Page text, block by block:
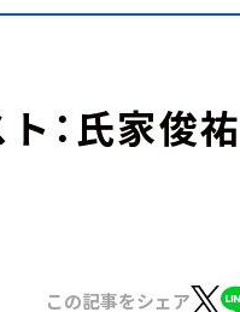
YouTube
：氏家俊
この記事をシェア